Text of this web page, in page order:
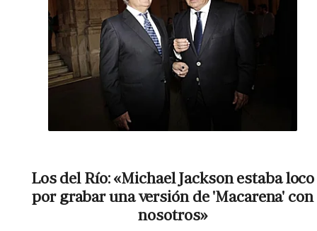
Los del Río: «Michael Jackson estaba loco
por grabar una versión de 'Macarena' con
nosotros»